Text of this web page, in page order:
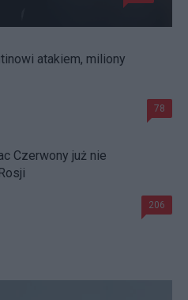
atakiem, miliony
78
Czerwony już nie
206